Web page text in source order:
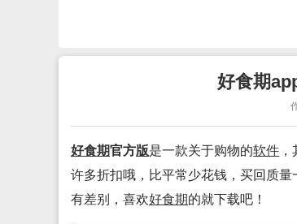
好食期
好食期官方版是一款关于购物的软件
许多折扣哦，比平常少花钱，买回质量
有差别，喜欢好食期的就下载吧！